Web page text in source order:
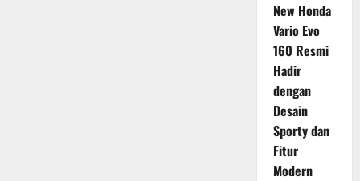
New Honda
Vario Evo
160 Resmi
Hadir
dengan
Desain
Sporty dan
Fitur
Modern